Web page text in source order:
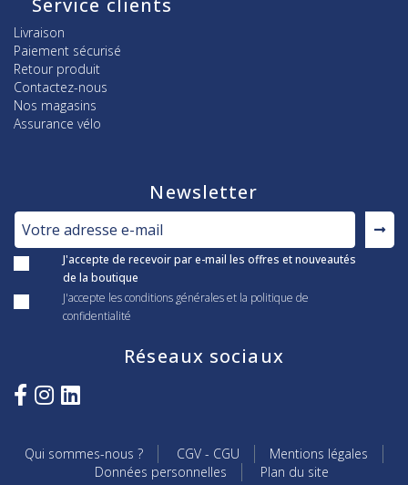
Livraison
Paiement sécurisé
Retour produit
Contactez-nous
Nos magasins
Assurance vélo
Newsletter
J'accepte de recevoir par e-mail les offres et nouveautés
de la boutique
J'accepte les conditions générales et la politique de
confidentialité
Réseaux sociaux
Qui sommes-nous ? CGV - CGU
Mentions légales
Données personnelles
Plan du site